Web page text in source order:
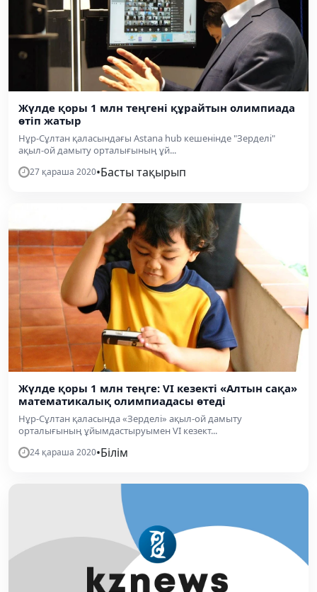
Жүлде қоры 1 млн теңгені құрайтын олимпиада
өтіп жатыр
Нұр-Сұлтан қаласындағы Astana hub кешенінде "Зерделі"
ақыл-ой дамыту орталығының ұй...
27 қараша 2020•Басты тақырып
Жүлде қоры 1 млн теңге: VI кезекті «Алтын сақа»
математикалық олимпиадасы өтеді
Нұр-Сұлтан қаласында «Зерделі» ақыл-ой дамыту
орталығының ұйымдастыруымен VI кезект...
24 қараша 2020•Білім